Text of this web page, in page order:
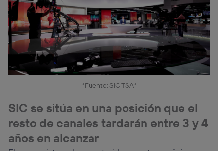
*Fuente: SIC TSA*
SIC se sitúa en una posición que el
resto de canales tardarán entre 3 y 4
años en alcanzar